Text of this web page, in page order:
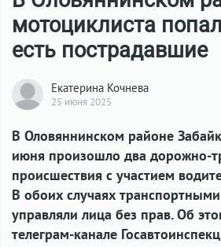
мотоциклиста
есть пострадавшие
Екатерина Кочнева
25 июня 2025
В Оловяннинском районе
июня произошло два дорожно-
происшествия с участием
В обоих случаях
управляли лица без прав. Об
телеграм-канале